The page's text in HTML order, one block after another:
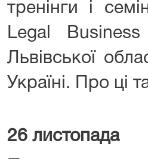
тренінги і
Legal
Львівської
Україні. Про ці
26 листопада